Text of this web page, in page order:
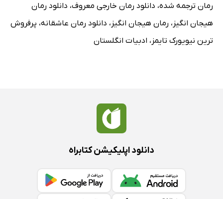
رمان ترجمه شده، دانلود رمان خارجی معروف، دانلود رمان
هیجان انگیز ، رمان هیجان انگیز ، دانلود رمان عاشقانه، پرفروش
ترین نیویورک تایمز ، ادبیات انگلستان
دانلود اپلیکیشن کتابراه